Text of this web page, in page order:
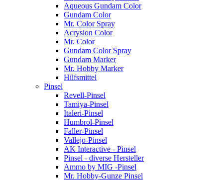
Aqueous Gundam Color
Gundam Color
Mr. Color Spray
Acrysion Color
Mr. Color
Gundam Color Spray
Gundam Marker
Mr. Hobby Marker
Hilfsmittel
Pinsel
Revell-Pinsel
Tamiya-Pinsel
Italeri-Pinsel
Humbrol-Pinsel
Faller-Pinsel
Vallejo-Pinsel
AK Interactive - Pinsel
Pinsel - diverse Hersteller
Ammo by MIG -Pinsel
Mr. Hobby-Gunze Pinsel